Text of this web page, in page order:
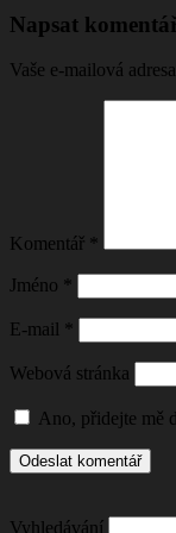
Napsat
Vaše e-mailová
Komentář *
Jméno *
E-mail *
Webová stránka
Ano, přidejte mě
Vyhledávání